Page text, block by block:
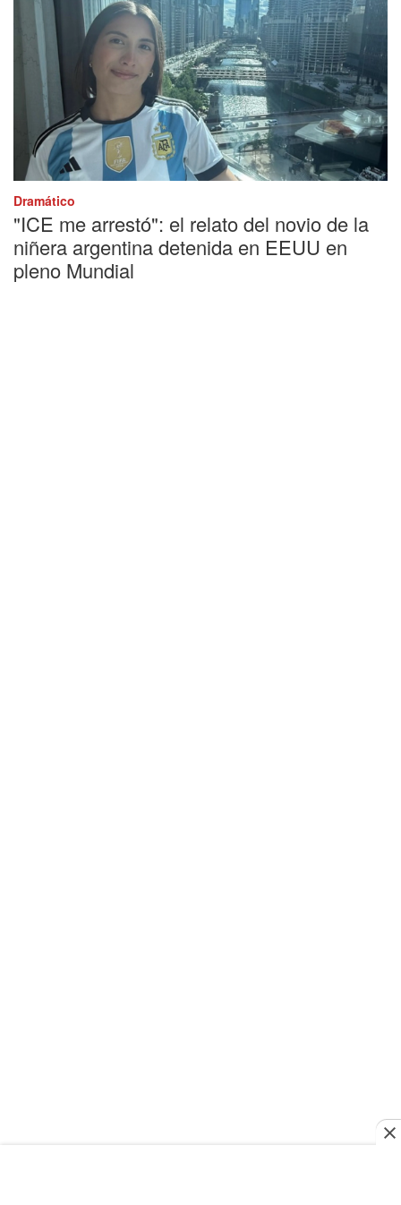
Dramático
"ICE me arrestó": el relato del novio de la
niñera argentina detenida en EEUU en
pleno Mundial